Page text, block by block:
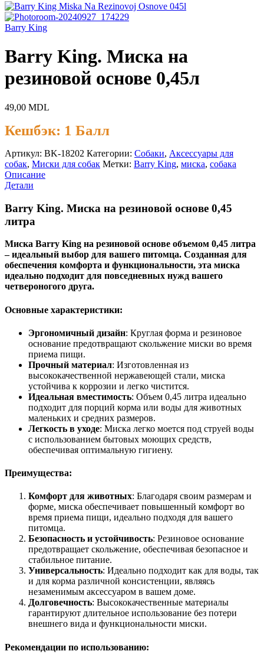
Barry King
Barry King. Миска на
резиновой основе 0,45л
49,00 MDL
Кешбэк: 1 Балл
Артикул: BK-18202 Категории: Cобаки, Аксессуары для
собак, Миски для собак Метки: Barry King, миска, собака
Описание
Детали
Barry King. Миска на резиновой основе 0,45
литра
Миска Barry King на резиновой основе объемом 0,45 литра
– идеальный выбор для вашего питомца. Созданная для
обеспечения комфорта и функциональности, эта миска
идеально подходит для повседневных нужд вашего
четвероногого друга.
Основные характеристики:
Эргономичный дизайн: Круглая форма и резиновое
основание предотвращают скольжение миски во время
приема пищи.
Прочный материал: Изготовленная из
высококачественной нержавеющей стали, миска
устойчива к коррозии и легко чистится.
Идеальная вместимость: Объем 0,45 литра идеально
подходит для порций корма или воды для животных
маленьких и средних размеров.
Легкость в уходе: Миска легко моется под струей воды
с использованием бытовых моющих средств,
обеспечивая оптимальную гигиену.
Преимущества:
Комфорт для животных: Благодаря своим размерам и
форме, миска обеспечивает повышенный комфорт во
время приема пищи, идеально подходя для вашего
питомца.
Безопасность и устойчивость: Резиновое основание
предотвращает скольжение, обеспечивая безопасное и
стабильное питание.
Универсальность: Идеально подходит как для воды, так
и для корма различной консистенции, являясь
незаменимым аксессуаром в вашем доме.
Долговечность: Высококачественные материалы
гарантируют длительное использование без потери
внешнего вида и функциональности миски.
Рекомендации по использованию: